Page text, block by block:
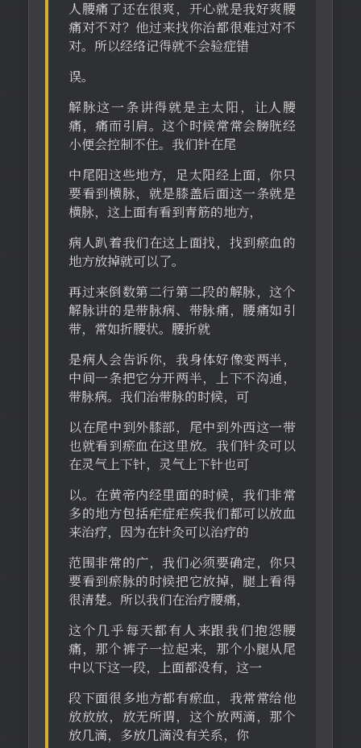
人腰痛了还在很爽，开心就是我好爽腰
痛对不对？他过来找你治都很难过对不
对。所以经络记得就不会验症错
误。
解脉这一条讲得就是主太阳，让人腰
痛，痛而引肩。这个时候常常会膀胱经
小便会控制不住。我们针在尾
中尾阳这些地方，足太阳经上面，你只
要看到横脉，就是膝盖后面这一条就是
横脉，这上面有看到青筋的地方，
病人趴着我们在这上面找，找到瘀血的
地方放掉就可以了。
再过来倒数第二行第二段的解脉，这个
解脉讲的是带脉病、带脉痛，腰痛如引
带，常如折腰状。腰折就
是病人会告诉你，我身体好像变两半，
中间一条把它分开两半，上下不沟通，
带脉病。我们治带脉的时候，可
以在尾中到外膝部，尾中到外西这一带
也就看到瘀血在这里放。我们针灸可以
在灵气上下针，灵气上下针也可
以。在黄帝内经里面的时候，我们非常
多的地方包括疟症疟疾我们都可以放血
来治疗，因为在针灸可以治疗的
范围非常的广，我们必须要确定，你只
要看到瘀脉的时候把它放掉，腿上看得
很清楚。所以我们在治疗腰痛，
这个几乎每天都有人来跟我们抱怨腰
痛，那个裤子一拉起来，那个小腿从尾
中以下这一段，上面都没有，这一
段下面很多地方都有瘀血，我常常给他
放放放，放无所谓，这个放两滴，那个
放几滴，多放几滴没有关系，你